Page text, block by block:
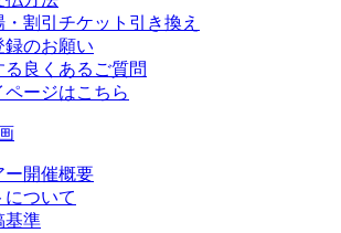
割引チケット引き換え
録のお願い
る良くあるご質問
ージはこちら
ー開催概要
ついて
基準